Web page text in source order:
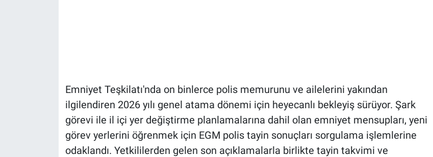
Emniyet Teşkilatı'nda on binlerce polis memurunu ve ailelerini yakından
ilgilendiren 2026 yılı genel atama dönemi için heyecanlı bekleyiş sürüyor. Şark
görevi ile il içi yer değiştirme planlamalarına dahil olan emniyet mensupları, yeni
görev yerlerini öğrenmek için EGM polis tayin sonuçları sorgulama işlemlerine
odaklandı. Yetkililerden gelen son açıklamalarla birlikte tayin takvimi ve